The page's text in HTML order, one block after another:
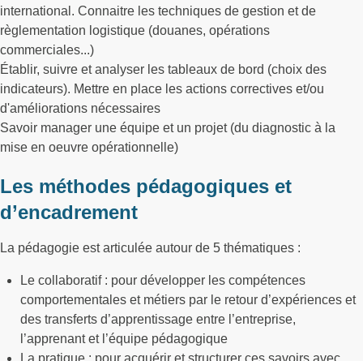
international. Connaitre les techniques de gestion et de
règlementation logistique (douanes, opérations
commerciales...)
Établir, suivre et analyser les tableaux de bord (choix des
indicateurs). Mettre en place les actions correctives et/ou
d'améliorations nécessaires
Savoir manager une équipe et un projet (du diagnostic à la
mise en oeuvre opérationnelle)
Les méthodes pédagogiques et
d’encadrement
La pédagogie est articulée autour de 5 thématiques :
Le collaboratif : pour développer les compétences
comportementales et métiers par le retour d’expériences et
des transferts d’apprentissage entre l’entreprise,
l’apprenant et l’équipe pédagogique
La pratique : pour acquérir et structurer ces savoirs avec